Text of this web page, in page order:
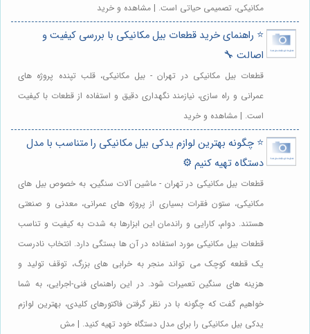
مکانیکی، تصمیمی حیاتی است. | مشاهده و خرید
⭐️ راهنمای خرید قطعات بیل مکانیکی با بررسی کیفیت و
اصالت 🔧
قطعات بیل مکانیکی در تهران - بیل مکانیکی، قلب تپنده پروژه های
عمرانی و راه سازی، نیازمند نگهداری دقیق و استفاده از قطعات با کیفیت
است. | مشاهده و خرید
⭐️ چگونه بهترین لوازم یدکی بیل مکانیکی را متناسب با مدل
دستگاه تهیه کنیم ⚙️
قطعات بیل مکانیکی در تهران - ماشین آلات سنگین، به خصوص بیل های
مکانیکی، ستون فقرات بسیاری از پروژه های عمرانی، معدنی و صنعتی
هستند. دوام، کارایی و راندمان این ابزارها به شدت به کیفیت و تناسب
قطعات بیل مکانیکی مورد استفاده در آن ها بستگی دارد. انتخاب نادرست
یک قطعه کوچک می تواند منجر به خرابی های بزرگ، توقف تولید و
هزینه های سنگین تعمیرات شود. در این راهنمای فنی-اجرایی، به شما
خواهیم گفت که چگونه با در نظر گرفتن فاکتورهای کلیدی، بهترین لوازم
یدکی بیل مکانیکی را برای مدل دستگاه خود تهیه کنید. | مش